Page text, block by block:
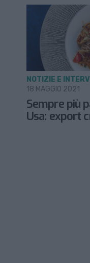
Sempre più
Usa: export
NOTIZIE E
18 MAGGIO 2021